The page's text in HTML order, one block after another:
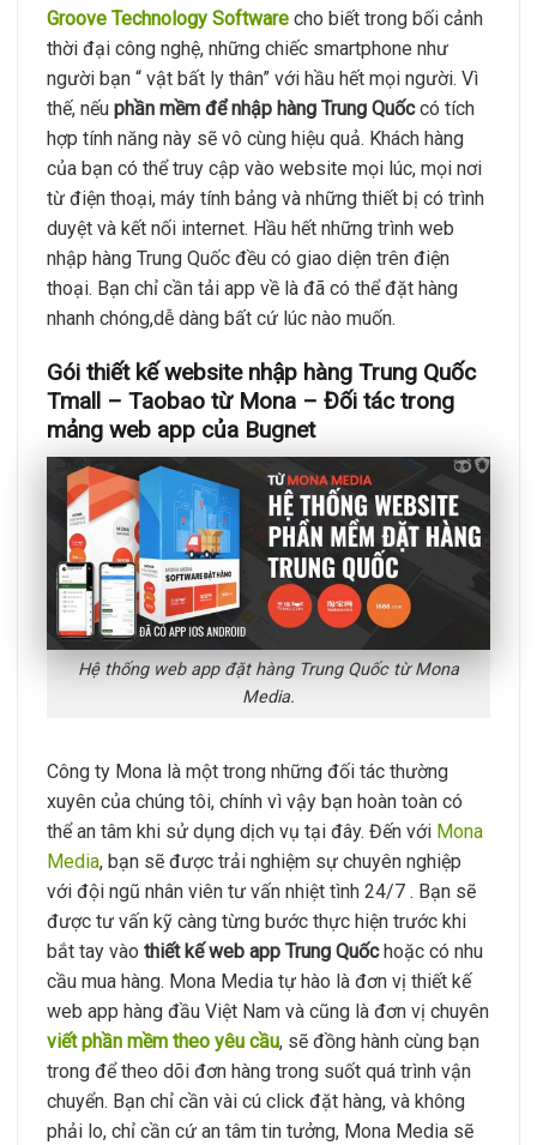
Groove Technology Software cho biết trong bối cảnh
thời đại công nghệ, những chiếc smartphone như
người bạn “ vật bất ly thân” với hầu hết mọi người. Vì
thế, nếu phần mềm để nhập hàng Trung Quốccó tích
hợp tính năng này sẽ vô cùng hiệu quả. Khách hàng
của bạn có thể truy cập vào website mọi lúc, mọi nơi
từ điện thoại, máy tính bảng và những thiết bị có trình
duyệt và kết nối internet. Hầu hết những trình web
nhập hàng Trung Quốc đều có giao diện trên điện
thoại. Bạn chỉ cần tải app về là đã có thể đặt hàng
nhanh chóng,dễ dàng bất cứ lúc nào muốn.
Gói thiết kế website nhập hàng Trung Quốc
Tmall – Taobao từ Mona – Đối tác trong
mảng web app của Bugnet
Hệ thống web app đặt hàng Trung Quốc từ Mona
Media.
Công ty Mona là một trong những đối tác thường
xuyên của chúng tôi, chính vì vậy bạn hoàn toàn có
thể an tâm khi sử dụng dịch vụ tại đây. Đến với Mona
Media, bạn sẽ được trải nghiệm sự chuyên nghiệp
với đội ngũ nhân viên tư vấn nhiệt tình 24/7 . Bạn sẽ
được tư vấn kỹ càng từng bước thực hiện trước khi
bắt tay vào thiết kế web app Trung Quốchoặc có nhu
cầu mua hàng. Mona Media tự hào là đơn vị thiết kế
web app hàng đầu Việt Nam và cũng là đơn vị chuyên
viết phần mềm theo yêu cầu, sẽ đồng hành cùng bạn
trong để theo dõi đơn hàng trong suốt quá trình vận
chuyển. Bạn chỉ cần vài cú click đặt hàng, và không
phải lo, chỉ cần cứ an tâm tin tưởng, Mona Media sẽ